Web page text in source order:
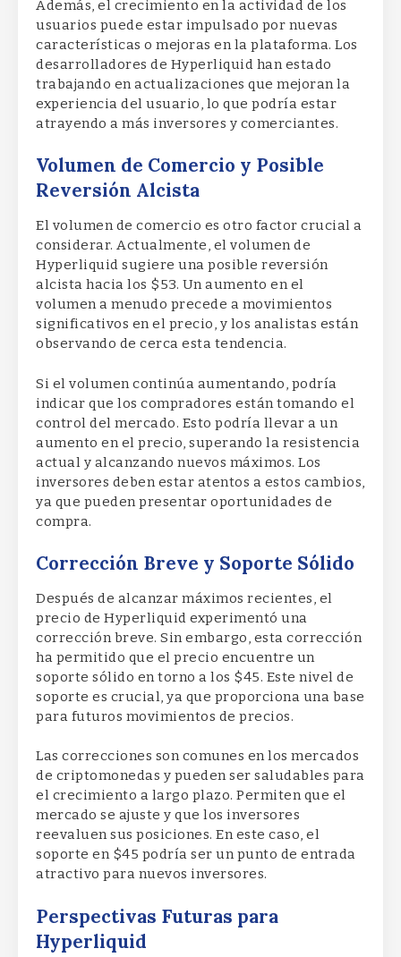
Además, el crecimiento en la actividad de los
usuarios puede estar impulsado por nuevas
características o mejoras en la plataforma. Los
desarrolladores de Hyperliquid han estado
trabajando en actualizaciones que mejoran la
experiencia del usuario, lo que podría estar
atrayendo a más inversores y comerciantes.
Volumen de Comercio y Posible
Reversión Alcista
El volumen de comercio es otro factor crucial a
considerar. Actualmente, el volumen de
Hyperliquid sugiere una posible reversión
alcista hacia los $53. Un aumento en el
volumen a menudo precede a movimientos
significativos en el precio, y los analistas están
observando de cerca esta tendencia.
Si el volumen continúa aumentando, podría
indicar que los compradores están tomando el
control del mercado. Esto podría llevar a un
aumento en el precio, superando la resistencia
actual y alcanzando nuevos máximos. Los
inversores deben estar atentos a estos cambios,
ya que pueden presentar oportunidades de
compra.
Corrección Breve y Soporte Sólido
Después de alcanzar máximos recientes, el
precio de Hyperliquid experimentó una
corrección breve. Sin embargo, esta corrección
ha permitido que el precio encuentre un
soporte sólido en torno a los $45. Este nivel de
soporte es crucial, ya que proporciona una base
para futuros movimientos de precios.
Las correcciones son comunes en los mercados
de criptomonedas y pueden ser saludables para
el crecimiento a largo plazo. Permiten que el
mercado se ajuste y que los inversores
reevaluen sus posiciones. En este caso, el
soporte en $45 podría ser un punto de entrada
atractivo para nuevos inversores.
Perspectivas Futuras para
Hyperliquid